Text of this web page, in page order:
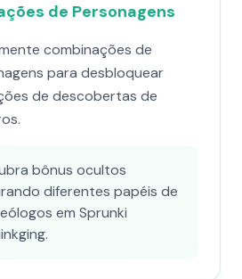
de Personagens
combinações de
para desbloquear
de descobertas de
bônus ocultos
diferentes papéis de
em Sprunki